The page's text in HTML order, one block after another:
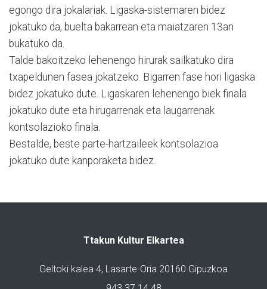
egongo dira jokalariak. Ligaska-sistemaren bidez
jokatuko da, buelta bakarrean eta maiatzaren 13an
bukatuko da.
Talde bakoitzeko lehenengo hirurak sailkatuko dira
txapeldunen fasea jokatzeko. Bigarren fase hori ligaska
bidez jokatuko dute. Ligaskaren lehenengo biek finala
jokatuko dute eta hirugarrenak eta laugarrenak
kontsolazioko finala.
Bestalde, beste parte-hartzaileek kontsolazioa
jokatuko dute kanporaketa bidez.
Ttakun Kultur Elkartea
Geltoki kalea 4, Lasarte-Oria 20160 Gipuzkoa